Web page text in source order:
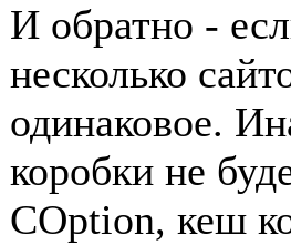
И обратно -
несколько
одинаковое.
коробки не
COption, кеш